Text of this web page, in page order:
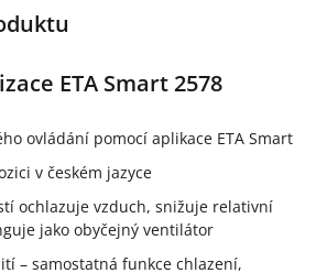
ETA Smart 2578
ovládání pomocí aplikace ETA Smart
v českém jazyce
ochlazuje vzduch, snižuje relativní
jako obyčejný ventilátor
– samostatná funkce chlazení,